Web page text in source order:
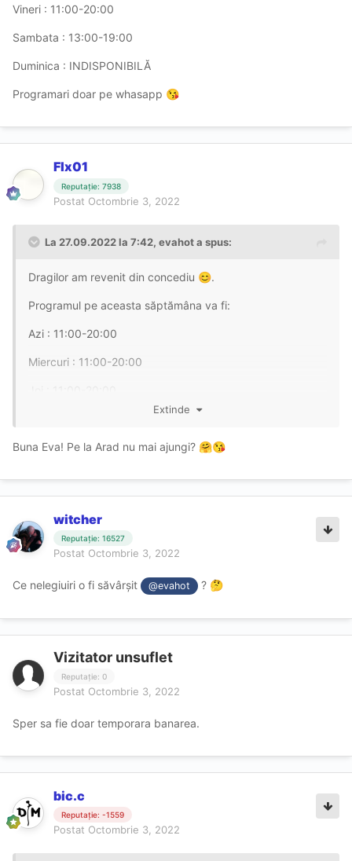
Vineri : 11:00-20:00
Sambata : 13:00-19:00
Duminica : INDISPONIBILĂ
Programari doar pe whasapp 😘
Flx01
Reputație: 7938
Postat Octombrie 3, 2022
La 27.09.2022 la 7:42, evahota spus:
Dragilor am revenit din concediu 😊.
Programul pe aceasta săptămâna va fi:
Azi : 11:00-20:00
Miercuri : 11:00-20:00
Sambata: 13:00-19:00
Extinde
Buna Eva! Pe la Arad nu mai ajungi? 🤗😘
witcher
Reputație: 16527
Postat Octombrie 3, 2022
Ce nelegiuiri o fi săvârșit @evahot ? 🤔
Vizitator unsuflet
Reputație: 0
Postat Octombrie 3, 2022
Sper sa fie doar temporara banarea.
bic.c
Reputație: -1559
Postat Octombrie 3, 2022